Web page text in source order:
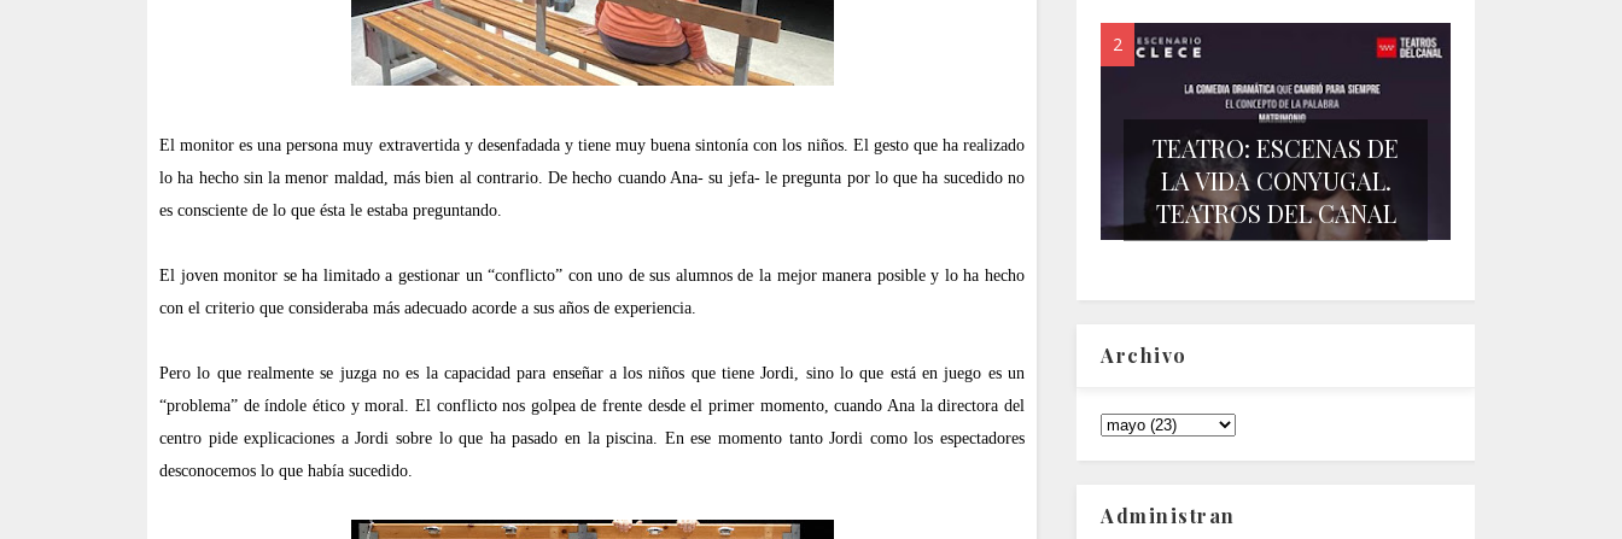
El monitor es una persona muy extravertida y desenfadada y tiene muy buena sintonía con los niños. El gesto que ha realizado
lo ha hecho sin la menor maldad, más bien al contrario. De hecho cuando Ana- su jefa- le pregunta por lo que ha sucedido no
es consciente de lo que ésta le estaba preguntando.
El joven monitor se ha limitado a gestionar un “conflicto” con uno de sus alumnos de la mejor manera posible y lo ha hecho
con el criterio que consideraba más adecuado acorde a sus años de experiencia.
Pero lo que realmente se juzga no es la capacidad para enseñar a los niños que tiene Jordi, sino lo que está en juego es un
“problema” de índole ético y moral. El conflicto nos golpea de frente desde el primer momento, cuando Ana la directora del
centro pide explicaciones a Jordi sobre lo que ha pasado en la piscina. En ese momento tanto Jordi como los espectadores
desconocemos lo que había sucedido.
TEATRO: ESCENAS DE
LA VIDA CONYUGAL.
TEATROS DEL CANAL
Archivo
Administran